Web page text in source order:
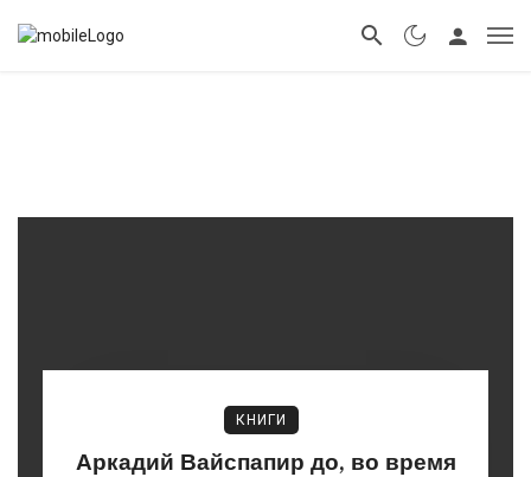
КНИГИ
Аркадий Вайспапир до, во время